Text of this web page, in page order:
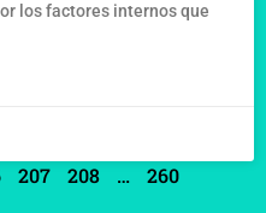
los factores internos que
207 208 … 260